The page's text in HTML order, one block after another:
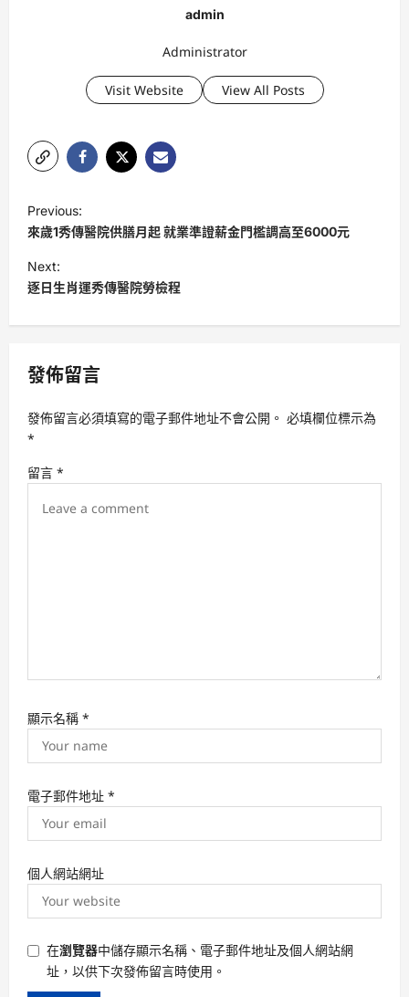
admin
Administrator
Visit Website View All Posts
o
s
t
v
g
t
Previous:
來歲1秀傳醫院供膳月起 就業準證薪金門檻調高至6000元
Next:
逐日生肖運秀傳醫院勞檢程
發佈留言
發佈留言必須填寫的電子郵件地址不會公開。 必填欄位標示為
*
留言 *
顯示名稱 *
電子郵件地址 *
個人網站網址
在瀏覽器中儲存顯示名稱、電子郵件地址及個人網站網
址，以供下次發佈留言時使用。